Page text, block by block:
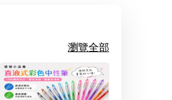
瀏覽全部